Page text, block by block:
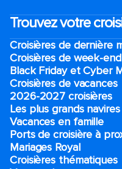
Trouvez votre
Croisières de dernière
Croisières de week-end
Black Friday et Cyber
Croisières de vacances
2026-2027 croisières
Les plus grands
Vacances en famille
Ports de croisière à
Mariages Royal
Croisières thématiques